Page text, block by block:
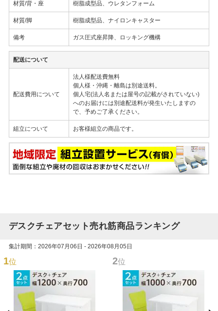
材質/背・座 樹脂成型品、ウレタンフォーム
材質/脚 樹脂成型品、ナイロンキャスター
備考 ガス圧式座昇降、ロッキング機構
配送について
配送費用について
法人様配送費無料
個人様・沖縄・離島は別途送料。
個人宅(法人名または屋号の記載がされていない)
へのお届けには別途配送料が発生いたしますの
で、予めご了承ください。
組立について お客様組立の商品です。
デスクチェアセット売れ筋商品ランキング
集計期間：2026年07月06日 - 2026年08月05日
1位 2位